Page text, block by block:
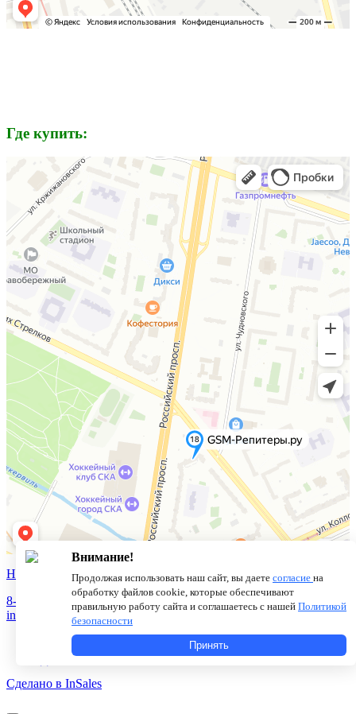
Где купить:
Новости О компанииСтатьи
8-800-775-18-46
info@antenna.ru
Сделано в InSales
Внимание!
Продолжая использовать наш сайт, вы даете согласие на
обработку файлов cookie, которые обеспечивают
правильную работу сайта и соглашаетесь с нашей Политикой
безопасности
Принять